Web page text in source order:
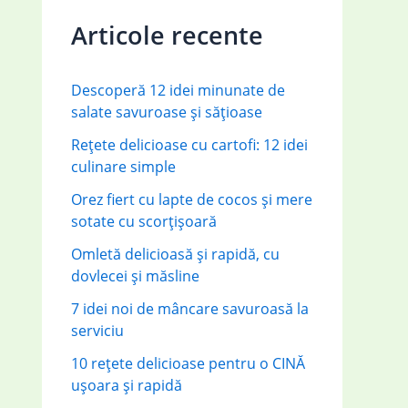
h
o
Articole recente
Descoperă 12 idei minunate de
salate savuroase și sățioase
Rețete delicioase cu cartofi: 12 idei
culinare simple
Orez fiert cu lapte de cocos și mere
sotate cu scorțișoară
Omletă delicioasă și rapidă, cu
dovlecei și măsline
7 idei noi de mâncare savuroasă la
serviciu
10 rețete delicioase pentru o CINĂ
ușoara și rapidă